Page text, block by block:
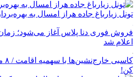
تونل زیارباغ جاده هراز امسال به
فروش فوری دنا پلاس آغاز می‌شود؛
اعلام شد
کن!